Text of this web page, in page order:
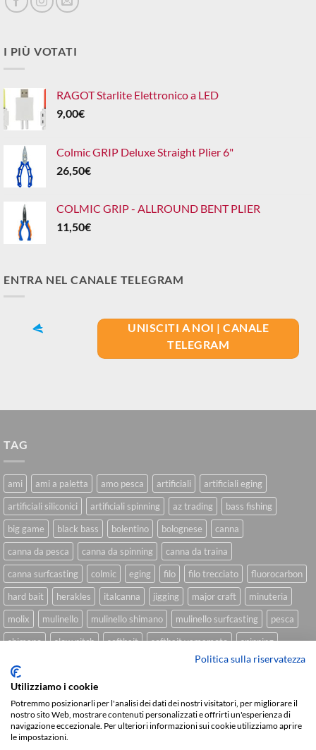
I PIÙ VOTATI
RAGOT Starlite Elettronico a LED
9,00€
Colmic GRIP Deluxe Straight Plier 6"
26,50€
COLMIC GRIP - ALLROUND BENT PLIER
11,50€
ENTRA NEL CANALE TELEGRAM
UNISCITI A NOI | CANALE
TELEGRAM
TAG
ami ami a paletta amo pesca artificiali
artificiali eging
artificiali siliconici
artificiali spinning az trading
bass fishing
big game
black bass bolentino bolognese
canna
canna da pesca
canna da spinning
canna da traina
canna surfcasting
colmic eging filo filo trecciato
fluorocarbon
hard bait
herakles italcanna jigging major craft
minuteria
molix
mulinello mulinello shimano mulinello surfcasting
pesca
shimano
slow pitch softbait softbait yamamoto
spinning
spinning inshore
trecciato trolling tubertini
Sviluppato daWe Blink Design
Politica sulla riservatezza
Utilizziamo i cookie
Potremmo posizionarli per l'analisi dei dati dei nostri visitatori, per migliorare il
nostro sito Web, mostrare contenuti personalizzati e offrirti un'esperienza di
navigazione eccezionale. Per ulteriori informazioni sui cookie utilizziamo aprire
le impostazioni.